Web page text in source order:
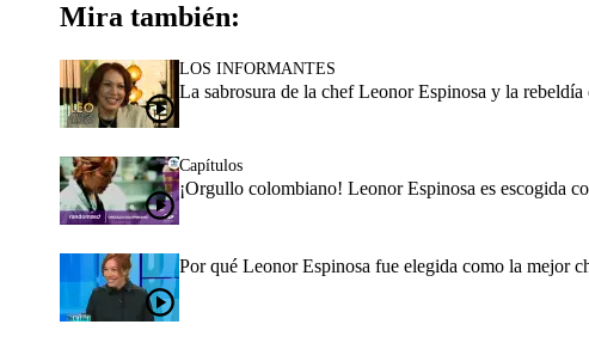
Mira también:
LOS INFORMANTES
La sabrosura de la chef Leonor Espinosa y la rebeldía
Capítulos
¡Orgullo colombiano! Leonor Espinosa es escogida
Por qué Leonor Espinosa fue elegida como la mejor